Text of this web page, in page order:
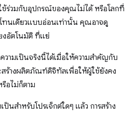
ช้ร่วมกับอุปกรณ์ของคุณไม่ได้ หรือโลกที่
ทนเดียวแบบอ่อนเท่านั้น คุณอาจดู
งอัตโนมัติ ที่แย่
ามเป็นจริงนี้ได้เมื่อให้ความสำคัญกับ
ร้างผลิตภัณฑ์ดิจิทัลเพื่อให้ผู้ใช้ยังคง
อไม่ก็ตาม
นสำหรับโปรเจ็กต์ใดๆ แล้ว การสร้าง